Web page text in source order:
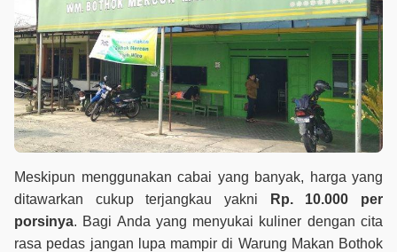
Meskipun menggunakan cabai yang banyak, harga yang
ditawarkan cukup terjangkau yakni
Rp. 10.000 per
porsinya. Bagi Anda yang menyukai kuliner dengan cita
rasa pedas jangan lupa mampir di Warung Makan Bothok